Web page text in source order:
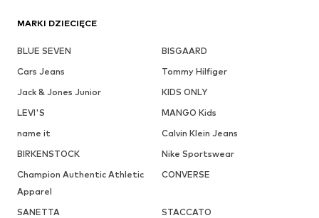
MARKI DZIECIĘCE
BLUE SEVEN
BISGAARD
Cars Jeans
Tommy Hilfiger
Jack & Jones Junior
KIDS ONLY
LEVI'S
MANGO Kids
name it
Calvin Klein Jeans
BIRKENSTOCK
Nike Sportswear
Champion Authentic Athletic
Apparel
CONVERSE
SANETTA
STACCATO